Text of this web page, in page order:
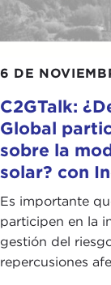
6 DE
C2GTalk:
Global
sobre la
solar? con
Es importante
participen en la
gestión del
repercusiones